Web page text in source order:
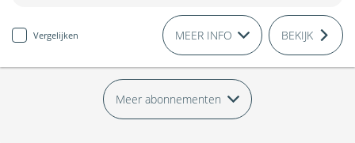
Vergelijken MEER INFO BEKIJK
Meer abonnementen